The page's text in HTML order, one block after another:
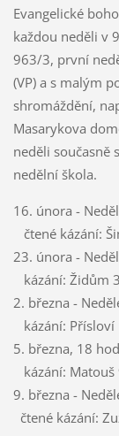
Evangelické
každou neděli v
963/3, první
(VP) a s malým
shromáždění,
Masarykova
neděli současně
nedělní škola.
16. února -
čtené kázání:
23. února -
kázání: Židům
2. března -
kázání: Přísloví
5. března, 18
kázání: Matouš
9. března -
čtené kázání: